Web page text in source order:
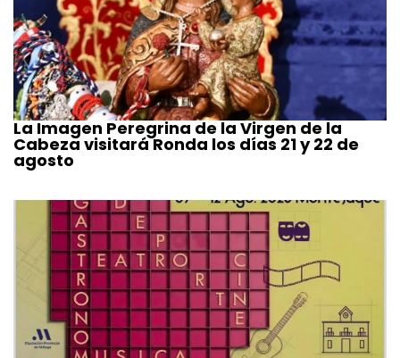
La Imagen Peregrina de la Virgen de la
Cabeza visitará Ronda los días 21 y 22 de
agosto